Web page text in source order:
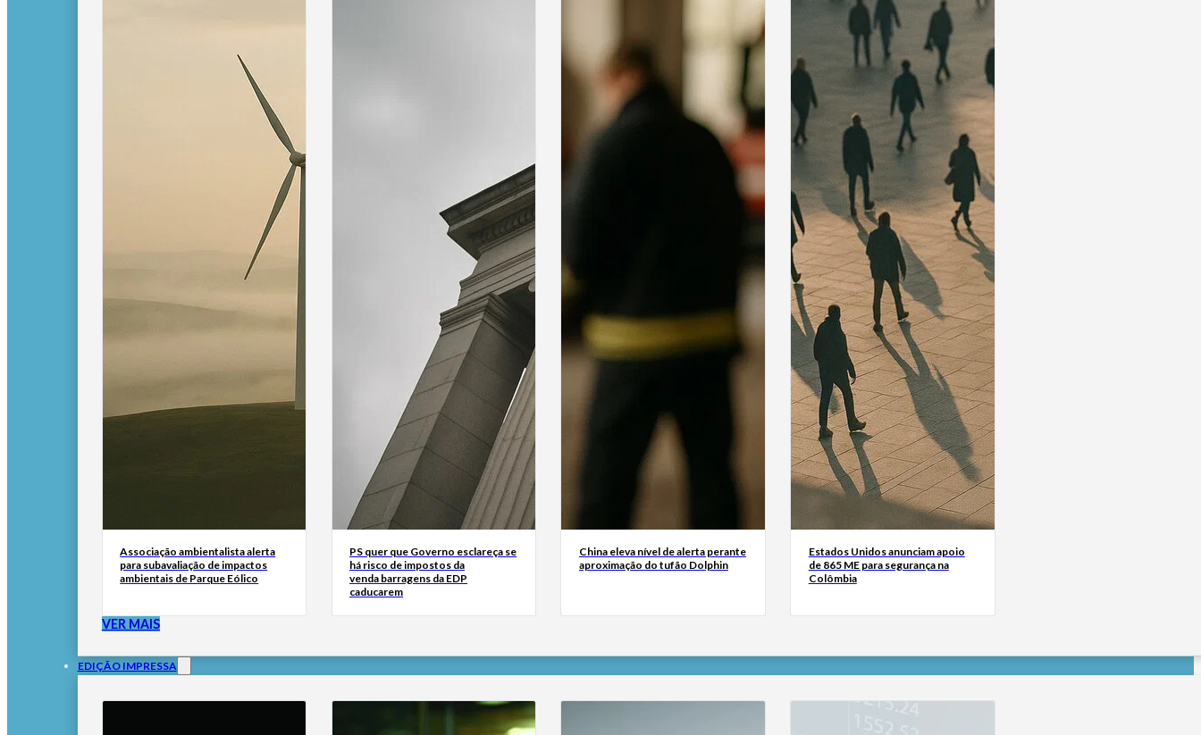
Associação ambientalista alerta
para subavaliação de impactos
ambientais de Parque Eólico
PS quer que Governo esclareça se
há risco de impostos da
venda barragens da EDP
caducarem
China eleva nível de alerta perante
aproximação do tufão Dolphin
Estados Unidos anunciam apoio
de 865 ME para segurança na
Colômbia
VER MAIS
EDIÇÃO IMPRESSA